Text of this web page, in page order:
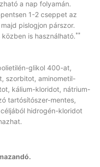
a nap folyamán.
1-2 cseppet az
pislogjon párszor.
is használható.**
glikol 400-at,
szorbitot, aminometil-
kálium-kloridot, nátrium-
tartósítószer-mentes,
hidrogén-kloridot